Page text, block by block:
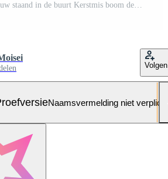
glimlachen blond vrouw staand in de buurt Kerstmis boom decoraties buitenshuis Pro Foto
Volgen
Naamsvermelding niet verplicht